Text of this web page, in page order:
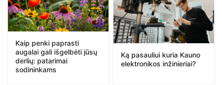
Kaip penki paprasti
augalai gali išgelbėti jūsų
derlių: patarimai
sodininkams
Ką pasauliui kuria Kauno
elektronikos inžinieriai?